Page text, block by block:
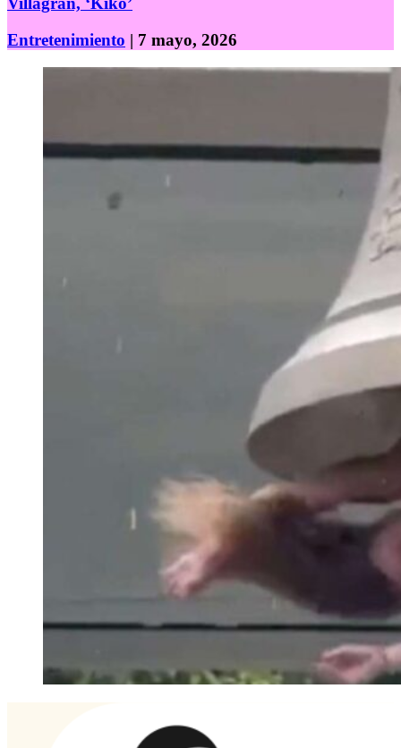
Entretenimiento | 7 mayo, 2026